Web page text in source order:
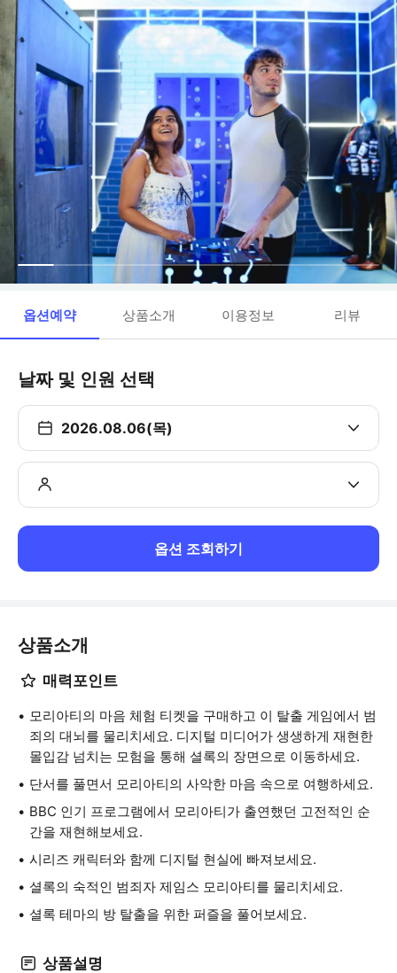
옵션예약 상품소개 이용정보 리뷰
날짜 및 인원 선택
2026.08.06(목)
옵션 조회하기
상품소개
매력포인트
모리아티의 마음 체험 티켓을 구매하고 이 탈출 게임에서 범
죄의 대뇌를 물리치세요. 디지털 미디어가 생생하게 재현한
몰입감 넘치는 모험을 통해 셜록의 장면으로 이동하세요.
단서를 풀면서 모리아티의 사악한 마음 속으로 여행하세요.
BBC 인기 프로그램에서 모리아티가 출연했던 고전적인 순
간을 재현해보세요.
시리즈 캐릭터와 함께 디지털 현실에 빠져보세요.
셜록의 숙적인 범죄자 제임스 모리아티를 물리치세요.
셜록 테마의 방 탈출을 위한 퍼즐을 풀어보세요.
상품설명